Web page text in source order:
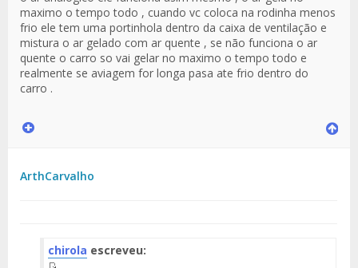
maximo o tempo todo , cuando vc coloca na rodinha menos
frio ele tem uma portinhola dentro da caixa de ventilação e
mistura o ar gelado com ar quente , se não funciona o ar
quente o carro so vai gelar no maximo o tempo todo e
realmente se aviagem for longa pasa ate frio dentro do
carro .
ArthCarvalho
chirola escreveu: